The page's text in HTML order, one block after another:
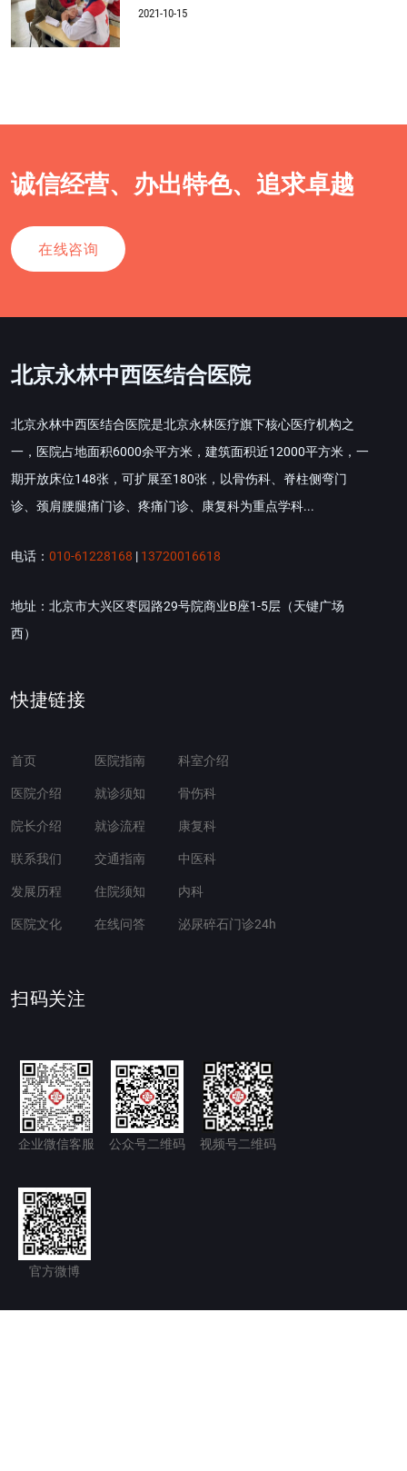
2021-10-15
诚信经营、办出特色、追求卓越
在线咨询
北京永林中西医结合医院
北京永林中西医结合医院是北京永林医疗旗下核心医疗机构之
一，医院占地面积6000余平方米，建筑面积近12000平方米，一
期开放床位148张，可扩展至180张，以骨伤科、脊柱侧弯门
诊、颈肩腰腿痛门诊、疼痛门诊、康复科为重点学科...
电话： 010-61228168 | 13720016618
地址：北京市大兴区枣园路29号院商业B座1-5层（天键广场
西）
快捷链接
首页
医院介绍
院长介绍
联系我们
发展历程
医院文化
医院指南
就诊须知
就诊流程
交通指南
住院须知
在线问答
科室介绍
骨伤科
康复科
中医科
内科
泌尿碎石门诊24h
扫码关注
企业微信客服 公众号二维码 视频号二维码
官方微博